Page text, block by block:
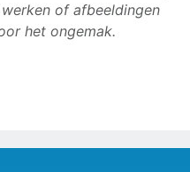
of afbeeldingen
het ongemak.